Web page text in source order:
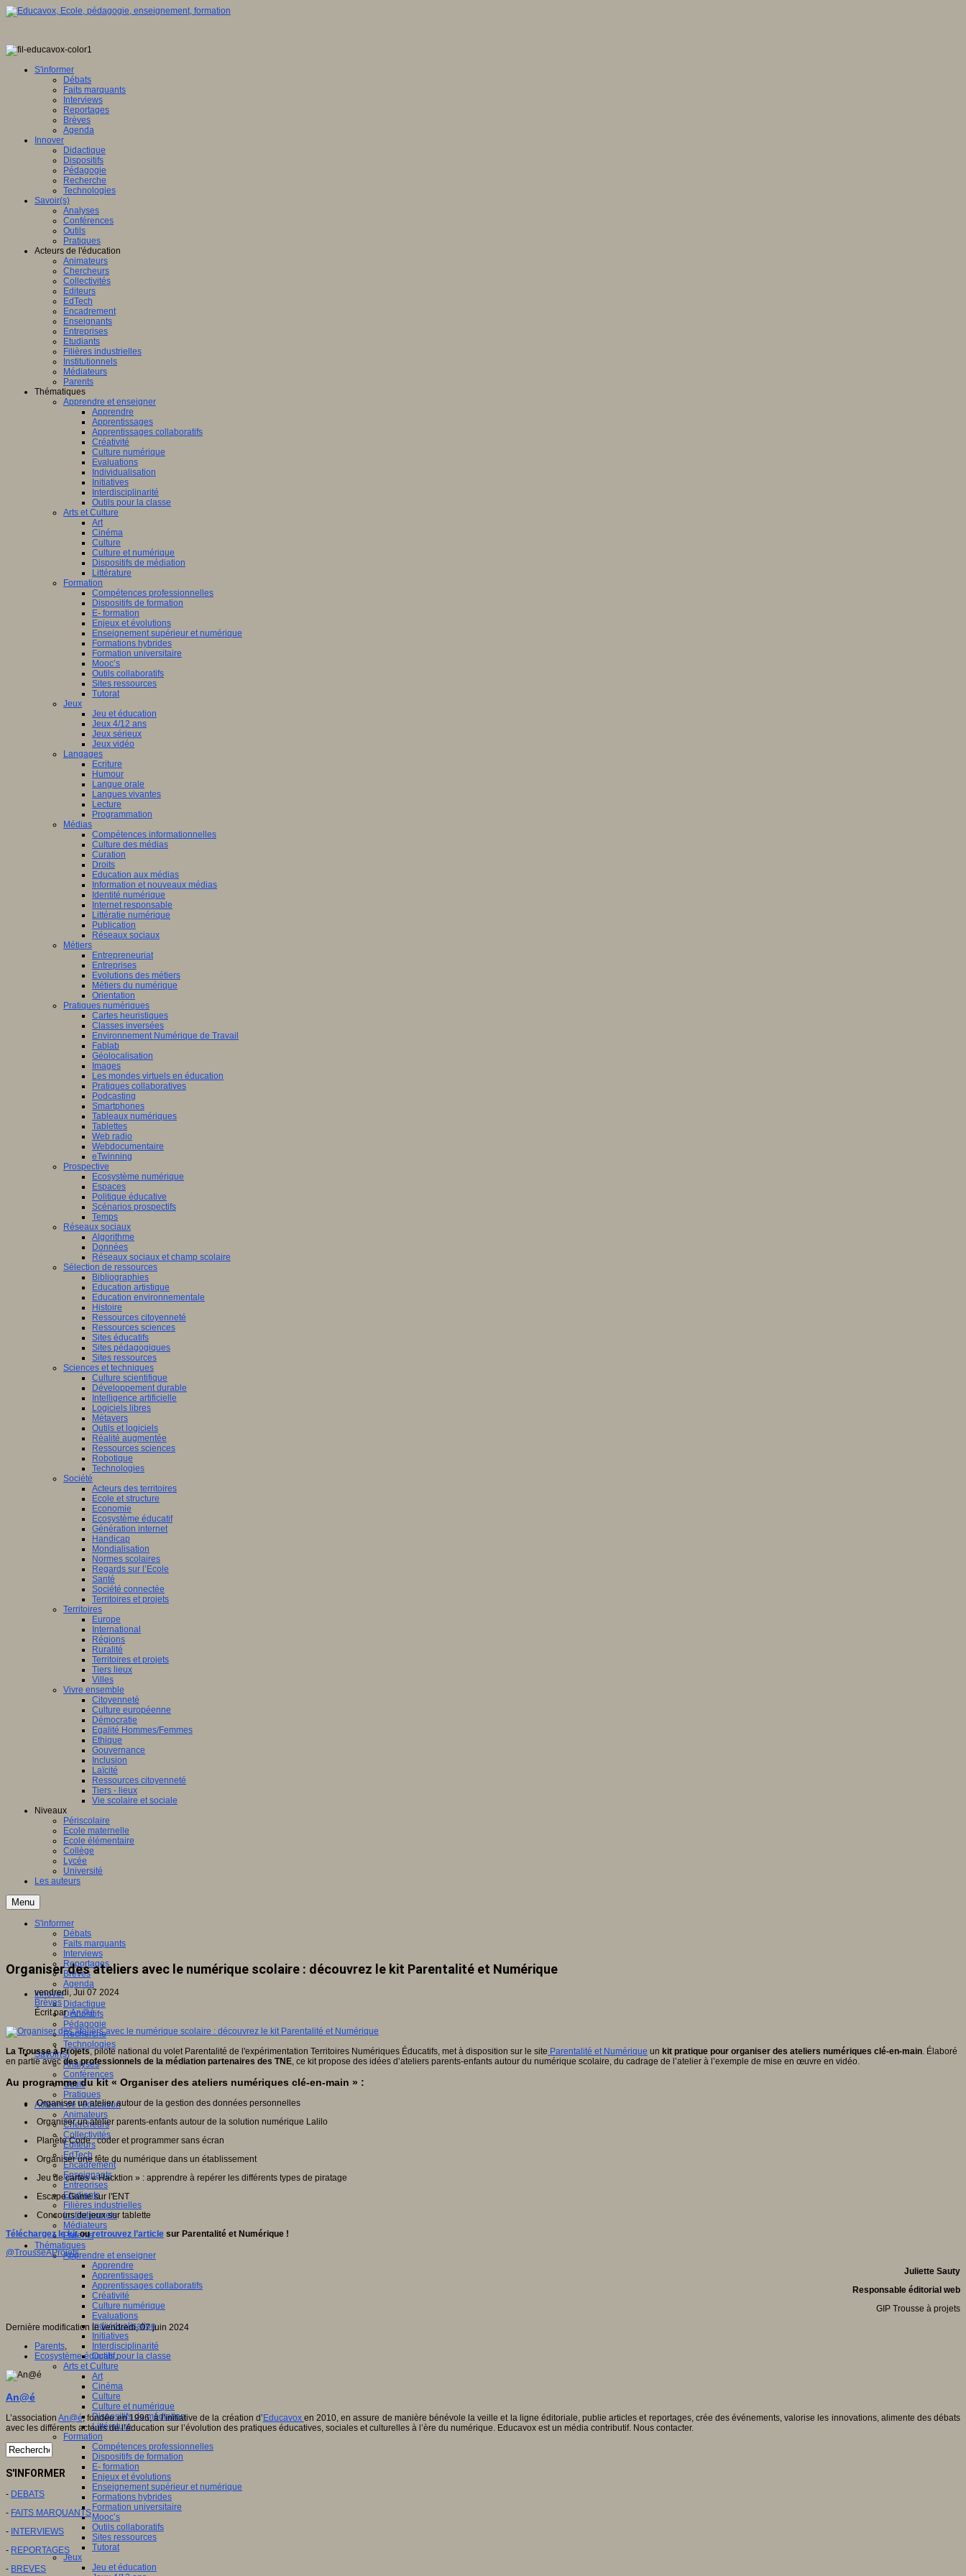
S'informer
Débats
Faits marquants
Interviews
Reportages
Brèves
Agenda
Innover
Didactique
Dispositifs
Pédagogie
Recherche
Technologies
Savoir(s)
Analyses
Conférences
Outils
Pratiques
Acteurs de l'éducation
Animateurs
Chercheurs
Collectivités
Editeurs
EdTech
Encadrement
Enseignants
Entreprises
Etudiants
Filières industrielles
Institutionnels
Médiateurs
Parents
Thématiques
Apprendre et enseigner
Apprendre
Apprentissages
Apprentissages collaboratifs
Créativité
Culture numérique
Evaluations
Individualisation
Initiatives
Interdisciplinarité
Outils pour la classe
Arts et Culture
Art
Cinéma
Culture
Culture et numérique
Dispositifs de médiation
Littérature
Formation
Compétences professionnelles
Dispositifs de formation
E- formation
Enjeux et évolutions
Enseignement supérieur et numérique
Formations hybrides
Formation universitaire
Mooc’s
Outils collaboratifs
Sites ressources
Tutorat
Jeux
Jeu et éducation
Jeux 4/12 ans
Jeux sérieux
Jeux vidéo
Langages
Ecriture
Humour
Langue orale
Langues vivantes
Lecture
Programmation
Médias
Compétences informationnelles
Culture des médias
Curation
Droits
Education aux médias
Information et nouveaux médias
Identité numérique
Internet responsable
Littératie numérique
Publication
Réseaux sociaux
Métiers
Entrepreneuriat
Entreprises
Evolutions des métiers
Métiers du numérique
Orientation
Pratiques numériques
Cartes heuristiques
Classes inversées
Environnement Numérique de Travail
Fablab
Géolocalisation
Images
Les mondes virtuels en éducation
Pratiques collaboratives
Podcasting
Smartphones
Tableaux numériques
Tablettes
Web radio
Webdocumentaire
eTwinning
Prospective
Ecosystème numérique
Espaces
Politique éducative
Scénarios prospectifs
Temps
Réseaux sociaux
Algorithme
Données
Réseaux sociaux et champ scolaire
Sélection de ressources
Bibliographies
Education artistique
Education environnementale
Histoire
Ressources citoyenneté
Ressources sciences
Sites éducatifs
Sites pédagogiques
Sites ressources
Sciences et techniques
Culture scientifique
Développement durable
Intelligence artificielle
Logiciels libres
Métavers
Outils et logiciels
Réalité augmentée
Ressources sciences
Robotique
Technologies
Société
Acteurs des territoires
Ecole et structure
Economie
Ecosystème éducatif
Génération internet
Handicap
Mondialisation
Normes scolaires
Regards sur l’Ecole
Santé
Société connectée
Territoires et projets
Territoires
Europe
International
Régions
Ruralité
Territoires et projets
Tiers lieux
Villes
Vivre ensemble
Citoyenneté
Culture européenne
Démocratie
Egalité Hommes/Femmes
Ethique
Gouvernance
Inclusion
Laïcité
Ressources citoyenneté
Tiers - lieux
Vie scolaire et sociale
Niveaux
Périscolaire
Ecole maternelle
Ecole élémentaire
Collège
Lycée
Université
Les auteurs
Menu
S'informer
Débats
Faits marquants
Interviews
Reportages
Brèves
Agenda
Innover
Didactique
Dispositifs
Pédagogie
Recherche
Technologies
Savoir(s)
Analyses
Conférences
Outils
Pratiques
Acteurs de l'éducation
Animateurs
Chercheurs
Collectivités
Editeurs
EdTech
Encadrement
Enseignants
Entreprises
Etudiants
Filières industrielles
Institutionnels
Médiateurs
Parents
Thématiques
Apprendre et enseigner
Apprendre
Apprentissages
Apprentissages collaboratifs
Créativité
Culture numérique
Evaluations
Individualisation
Initiatives
Interdisciplinarité
Outils pour la classe
Arts et Culture
Art
Cinéma
Culture
Culture et numérique
Dispositifs de médiation
Littérature
Formation
Compétences professionnelles
Dispositifs de formation
E- formation
Enjeux et évolutions
Enseignement supérieur et numérique
Formations hybrides
Formation universitaire
Mooc’s
Outils collaboratifs
Sites ressources
Tutorat
Jeux
Jeu et éducation
Organiser des ateliers avec le numérique scolaire : découvrez le kit Parentalité et Numérique
vendredi, Jui 07 2024
Brèves
Écrit parAn@é
La Trousse à Projets, pilote national du volet Parentalité de l'expérimentation Territoires Numériques Éducatifs, met à disposition sur le site Parentalité et Numérique un kit pratique pour organiser des ateliers numériques clé-en-main. Élaboré
en partie avecdes professionnels de la médiation partenaires des TNE, ce kit propose des idées d’ateliers parents-enfants autour du numérique scolaire, du cadrage de l’atelier à l’exemple de mise en œuvre en vidéo.
Au programme du kit « Organiser des ateliers numériques clé-en-main » :
Organiser un atelier autour de la gestion des données personnelles
Organiser un atelier parents-enfants autour de la solution numérique Lalilo
Planète Code : coder et programmer sans écran
Organiser une fête du numérique dans un établissement
Jeu de cartes « Hacktion » : apprendre à repérer les différents types de piratage
Escape Game sur l'ENT
Concours de jeux sur tablette
Téléchargez le kitouretrouvez l’article sur Parentalité et Numérique !
@TrousseAProjets
Juliette Sauty
Responsable éditorial web
GIP Trousse à projets
Dernière modification le vendredi, 07 juin 2024
Parents,
Ecosystème éducatif,
An@é
L’associationAn@é, fondée en 1996, à l’initiative de la création d’ Educavox en 2010, en assure de manière bénévole la veille et la ligne éditoriale, publie articles et reportages, crée des événements, valorise les innovations, alimente des débats
avec les différents acteurs de l’éducation sur l’évolution des pratiques éducatives, sociales et culturelles à l’ère du numérique. Educavox est un média contributif. Nous contacter.
S'INFORMER
- DEBATS
- FAITS MARQUANTS
- INTERVIEWS
- REPORTAGES
- BREVES